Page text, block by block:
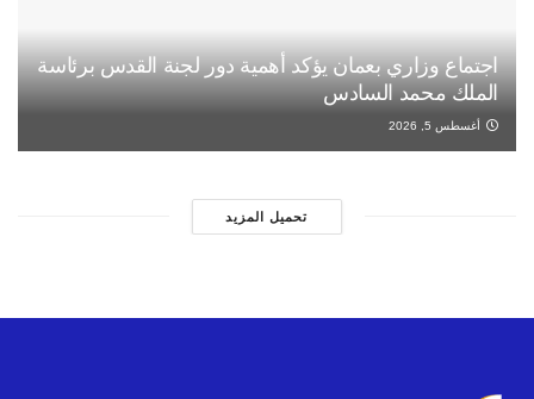
اجتماع وزاري بعمان يؤكد أهمية دور لجنة القدس برئاسة
الملك محمد السادس
أغسطس 5, 2026
تحميل المزيد